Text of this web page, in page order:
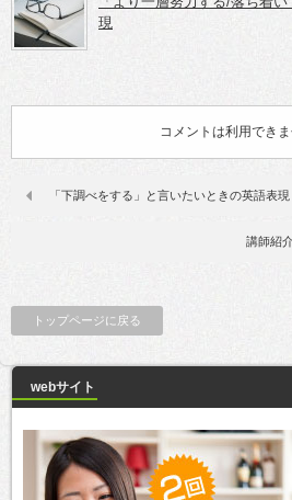
現
コメントは利用できま
「下調べをする」と言いたいときの英語表現
講師紹
トップページに戻る
webサイト